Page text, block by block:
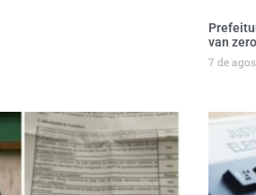
van
7 de